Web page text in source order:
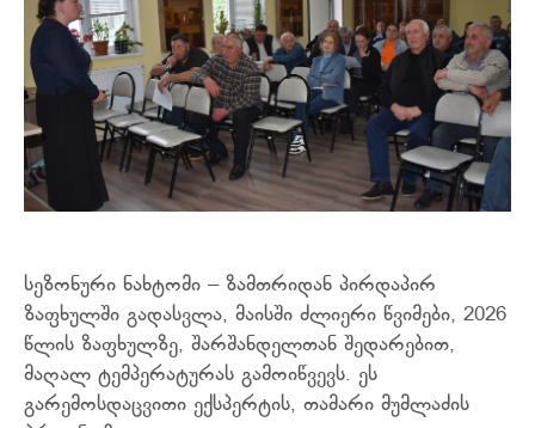
სეზონური ნახტომი – ზამთრიდან პირდაპირ
ზაფხულში გადასვლა, მაისში ძლიერი წვიმები, 2026
წლის ზაფხულზე, შარშანდელთან შედარებით,
მაღალ ტემპერატურას გამოიწვევს. ეს
გარემოსდაცვითი ექსპერტის, თამარი მუმლაძის